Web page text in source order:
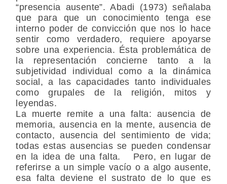
“presencia ausente”. Abadi (1973) señalaba
que para que un conocimiento tenga ese
interno poder de convicción que nos lo hace
sentir como verdadero, requiere apoyarse
sobre una experiencia. Ésta problemática de
la representación concierne tanto a la
subjetividad individual como a la dinámica
social, a las capacidades tanto individuales
como grupales de la religión, mitos y
leyendas.
La muerte remite a una falta: ausencia de
memoria, ausencia en la mente, ausencia de
contacto, ausencia del sentimiento de vida;
todas estas ausencias se pueden condensar
en la idea de una falta. Pero, en lugar de
referirse a un simple vacío o a algo ausente,
esa falta deviene el sustrato de lo que es